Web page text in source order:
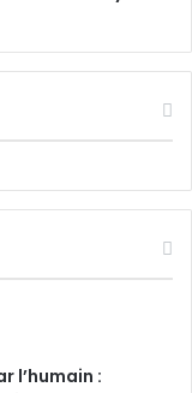
l’humain :